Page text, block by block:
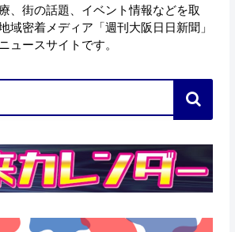
、街の話題、イベント情報などを取
域密着メディア「週刊大阪日日新聞」
ュースサイトです。